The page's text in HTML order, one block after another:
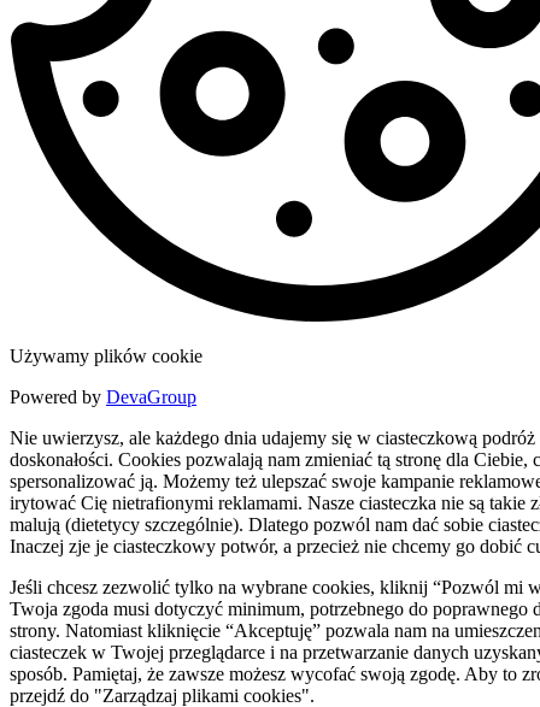
Używamy plików cookie
Powered by DevaGroup
Nie uwierzysz, ale każdego dnia udajemy się w ciasteczkową podróż
doskonałości. Cookies pozwalają nam zmieniać tą stronę dla Ciebie,
spersonalizować ją. Możemy też ulepszać swoje kampanie
irytować Cię nietrafionymi reklamami. Nasze ciasteczka nie są takie
malują (dietetycy szczególnie). Dlatego pozwól nam dać sobie
Inaczej zje je ciasteczkowy potwór, a przecież nie chcemy go dobić
Jeśli chcesz zezwolić tylko na wybrane cookies, kliknij “Pozwól mi
Twoja zgoda musi dotyczyć minimum, potrzebnego do poprawnego
strony. Natomiast kliknięcie “Akceptuję” pozwala nam na
ciasteczek w Twojej przeglądarce i na przetwarzanie danych
sposób. Pamiętaj, że zawsze możesz wycofać swoją zgodę. Aby to
przejdź do "Zarządzaj plikami cookies".